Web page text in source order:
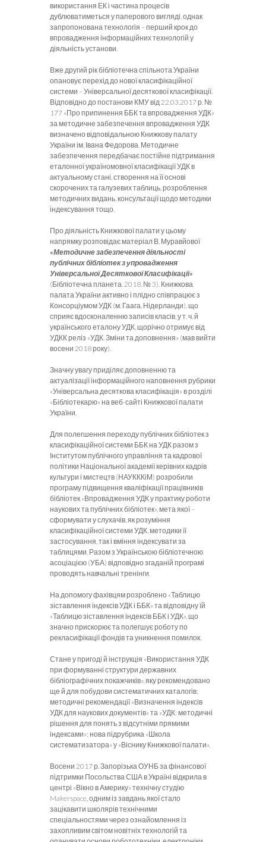
використання ЕК і частина процесів
дублюватиметься у паперового вигляді, однак
запропонована технологія – перший крок до
впровадження інформаційних технологій у
діяльність установи.
Вже другий рік бібліотечна спільнота України
опановує перехід до нової класифікаційної
системи – Універсальної десяткової класифікації.
Відповідно до постанови КМУ від 22.03.2017 р. №
177 «Про припинення ББК та впровадження УДК»
за методичне забезпечення впровадження УДК
визначено відповідальною Книжкову палату
України ім. Івана Федорова. Методичне
забезпечення передбачає постійне підтримання
еталонної україномовної класифікації УДК в
актуальному стані, створення на її основі
скорочених та галузевих таблиць, розроблення
методичних видань, консультації щодо методики
індексування тощо.
Про діяльність Книжкової палати у цьому
напрямку розповідає матеріал В. Муравйової
«Методичне забезпечення діяльності
публічних бібліотек з упровадження
Універсальної Десяткової Класифікації»
(Бібліотечна планета. 2018. № 3). Книжкова
палата України активно і плідно співпрацює з
Консорціумом УДК (м. Гаага, Нідерланди), що
сприяє вдосконаленню записів класів, у т. ч. й
українського еталону УДК, щорічно отримує від
УДКК реліз «УДК. Зміни та доповнення» (мав вийти
восени 2018 року).
Значну увагу приділяє доповненню та
актуалізації інформаційного наповнення рубрики
«Універсальна десяткова класифікація» в розділі
«Бібліотекарю» на веб-сайті Книжкової палати
України.
Для полегшення переходу публічних бібліотек з
класифікаційної системи ББК на УДК разом з
Інститутом публічного управління та кадрової
політики Національної академії керівних кадрів
культури і мистецтв (НАУКККіМ) розробили
програму підвищення кваліфікації працівників
бібліотек «Впровадження УДК у практику роботи
наукових та публічних бібліотек», мета якої –
сформувати у слухачів, як розуміння
класифікаційної системи УДК, методики її
застосування, так і вміння індексувати за
таблицями. Разом з Українською бібліотечною
асоціацією (УБА) відповідно згаданій програмі
проводять навчальні тренінги.
На допомогу фахівцям розроблено «Таблицю
зіставлення індексів УДК і ББК» та відповідну їй
«Таблицю зіставлення індексів ББК і УДК», що
значно прискорює та полегшує роботу по
рекласифікації фондів та уникнення помилок.
Стане у пригоді й інструкція «Використання УДК
при формуванні структури державних
бібліографічних покажчиків», яку рекомендовано
ще й для побудови систематичних каталогів;
методичні рекомендації «Визначення індексів
УДК для наукових документів» та «УДК: методичні
рішення для понять з відсутніми прямими
індексами»; нова підрубрика «Школа
систематизатора» у «Віснику Книжкової палати».
Восени 2017 р. Запорізька ОУНБ за фінансової
підтримки Посольства США в Україні відкрила в
центрі «Вікно в Америку» технічну студію
Makerspace, одним із завдань якої стало
зацікавити школярів технічними
спеціальностями через ознайомлення із
захопливим світом новітніх технологій та